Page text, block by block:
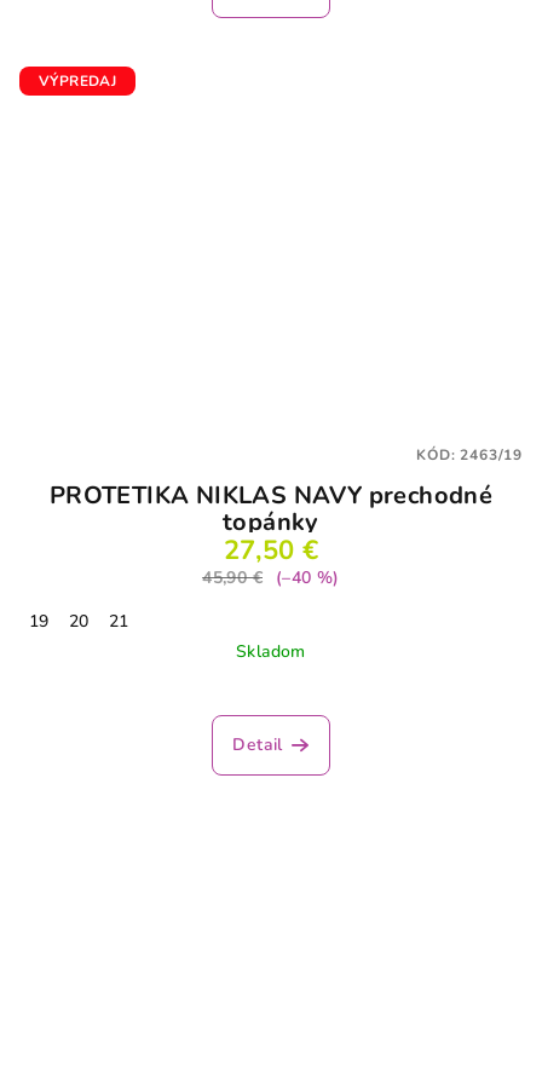
VÝPREDAJ
PROTETIKA NIKLAS NAVY prechodné
topánky
27,50 €
45,90 €
(–40 %)
19
20
21
Skladom
hodnotenie
produktu
Detail
KÓD:2463/19